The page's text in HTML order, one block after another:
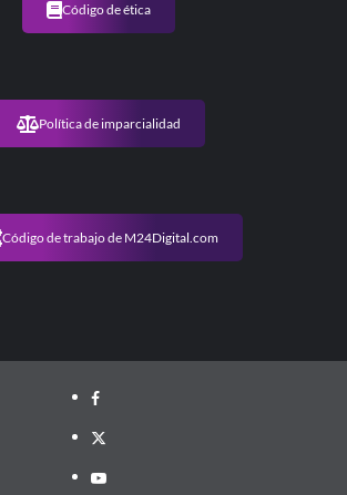
Código de ética
Política de imparcialidad
Código de trabajo de M24Digital.com